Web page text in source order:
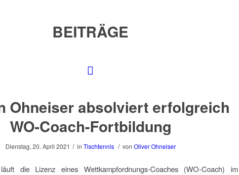
BEITRÄGE
Ohneiser absolviert erfolgreich
WO-Coach-Fortbildung
Dienstag, 20. April 2021 / in Tischtennis / von Oliver Ohneiser
die Lizenz eines Wettkampfordnungs-Coaches (WO-Coach) im